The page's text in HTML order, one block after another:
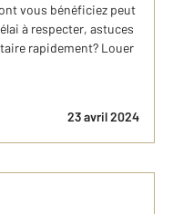
vous bénéficiez peut
à respecter, astuces
rapidement? Louer
23 avril 2024